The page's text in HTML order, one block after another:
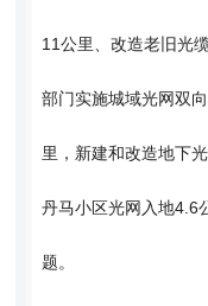
11公里、改造老旧光
部门实施城域光网双
里，新建和改造地下
丹马小区光网入地4.6
题。